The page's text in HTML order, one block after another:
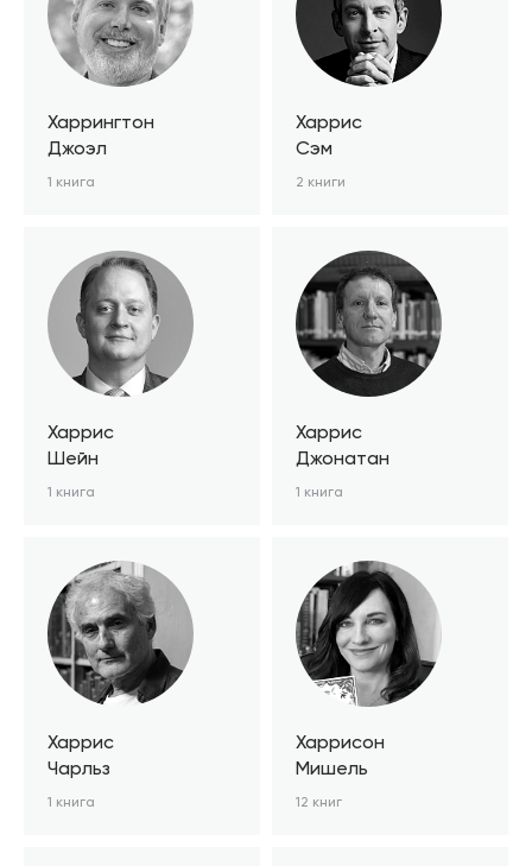
Харрингтон
Джоэл
1 книга
Харрис
Cэм
2 книги
Харрис
Шейн
1 книга
Харрис
Джонатан
1 книга
Харрис
Чарльз
1 книга
Харрисон
Мишель
12 книг